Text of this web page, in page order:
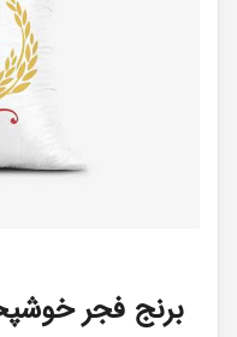
برنج فجر خوشپخت 5